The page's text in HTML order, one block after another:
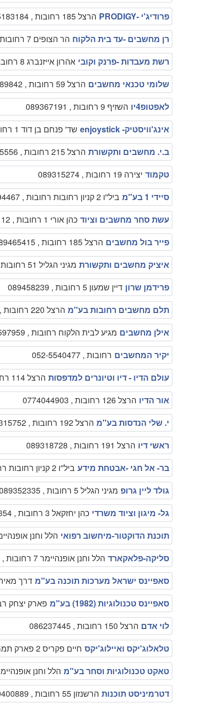
פרודיג'י -PRODIGY
הרצל 185 רחובות , 0775183184
רן מחשבים -עד בית הלקוח הר הצופים 7 רחובות , 0528434950
רשת מעבדות -פרנק וקובי אהרון אייזנברג 8 רחובות , 0523125390
שלומי טכנאי מחשבים הרצל 59 רחובות , 0547989842
לאפטופ4יו
השזיף 9 רחובות , 089367191
אינג'וויסטיק- enjoystick
שד' פנחם בן דוד 1 רחובות , 089390044
ב.י. מחשבים ותקשורת הרצל 215 רחובות , 089365556
טקמוד יצירה 19 רחובות , 089315274
סיידי 1 בע''מ
ביל''ו 2 קניון רחובות רחובות , 089494467
עשת סחר מחשבים וציוד כהן אורי 1 רחובות , 089494112
פייר בול מחשבים הרצל 185 רחובות , 089465415
איציק מחשבים ותקשורת מגיני הגליל 51 רחובות , 0549717511
פרידמן שרון דיין שמעון 5 רחובות , 089458239
תלם מחשבים רחובות בע''מ הרצל 220 רחובות , 089473245
אילן מחשבים מגיע לבית הלקוח רחובות , 050-5597959
יקיר המחשבים רחובות , 052-5540477
עולם הדיו - דיו וטיונרים למדפסות הרצל 114 רחובות , 089353779
אור הדיו הרצל 126 רחובות , 0774044903
י. שלי הנדסות בע''מ הרצל 192 רחובות , 089315752
ראשי דיו הרצל 191 רחובות , 089318728
בר- אל חגי -אבטחת מידע ביל''ו 2 קניון רחובות רחובות , 089354152
גולד ליין גרופ מגיני הגליל 5 רחובות , 089352335
גל- מיגון וציוד משרדי כהן יחזקאל 3 רחובות , 0542036354
תוכנת הדוקטור-מיחשוב רפואי הלל וחנן אופנהיימר 7 רחובות ,
סליקה-פלאקארד הלל וחנן אופנהיימר 7 רחובות , 089467540
סאפיינס ישראל מערכות תוכנה בע"מ דרך מאיר ויסגל 2 פארק
סאפיינס טכנולוגיות (1982) בע"מ
פארק יצחק רבין
לוי אדם הרצל 150 רחובות , 086237445
טלאלוג'יקס ואיילוג'יקס חיים פקריס 2 פארק תמר רחובות , 089471212
טאקט טכנולוגיות וסחר בע"מ הלל וחנן אופנהיימר 7 קרית ויצמן פארק רבין רחובות ,
דטרמיניסט תוכנות הרשנזון 55 רחובות , 089400889